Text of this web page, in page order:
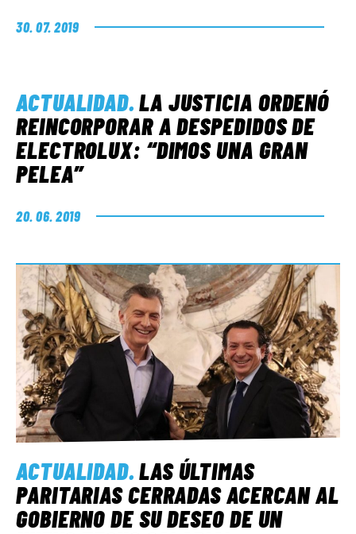
30. 07. 2019
ACTUALIDAD.LA JUSTICIA ORDENÓ
REINCORPORAR A DESPEDIDOS DE
ELECTROLUX: “DIMOS UNA GRAN
PELEA”
20. 06. 2019
ACTUALIDAD.LAS ÚLTIMAS
PARITARIAS CERRADAS ACERCAN AL
GOBIERNO DE SU DESEO DE UN